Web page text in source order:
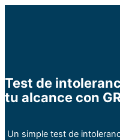
Test de
tu alcance con
Un simple test de